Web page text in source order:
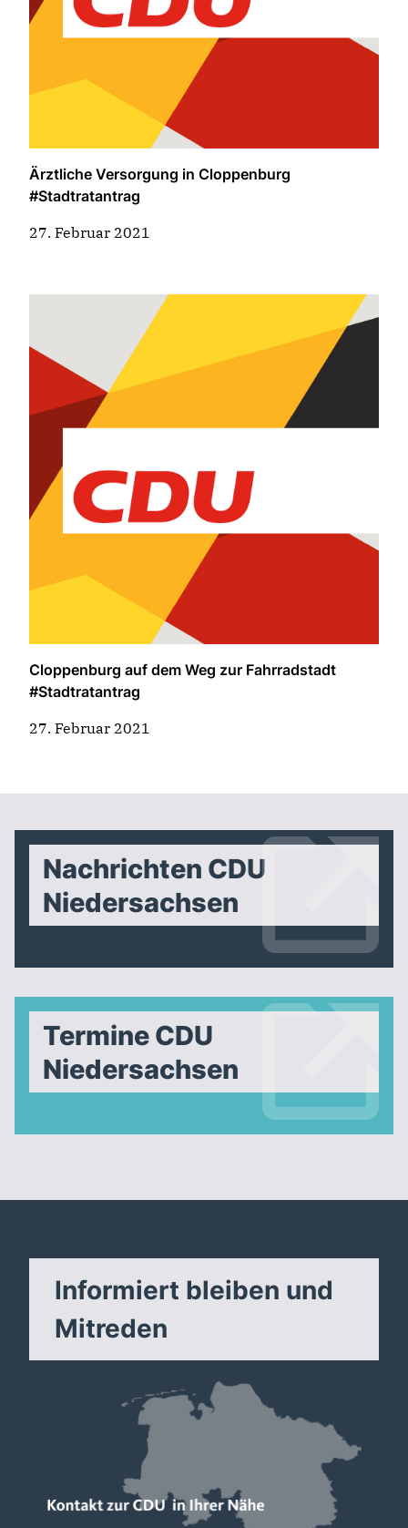
Ärztliche Versorgung in Cloppenburg
#Stadtratantrag
27. Februar 2021
Cloppenburg auf dem Weg zur Fahrradstadt
#Stadtratantrag
27. Februar 2021
Nachrichten CDU
Niedersachsen
Termine CDU
Niedersachsen
Informiert bleiben und
Mitreden